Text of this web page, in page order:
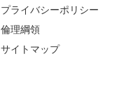
プライバシーポリシー
倫理綱領
サイトマップ